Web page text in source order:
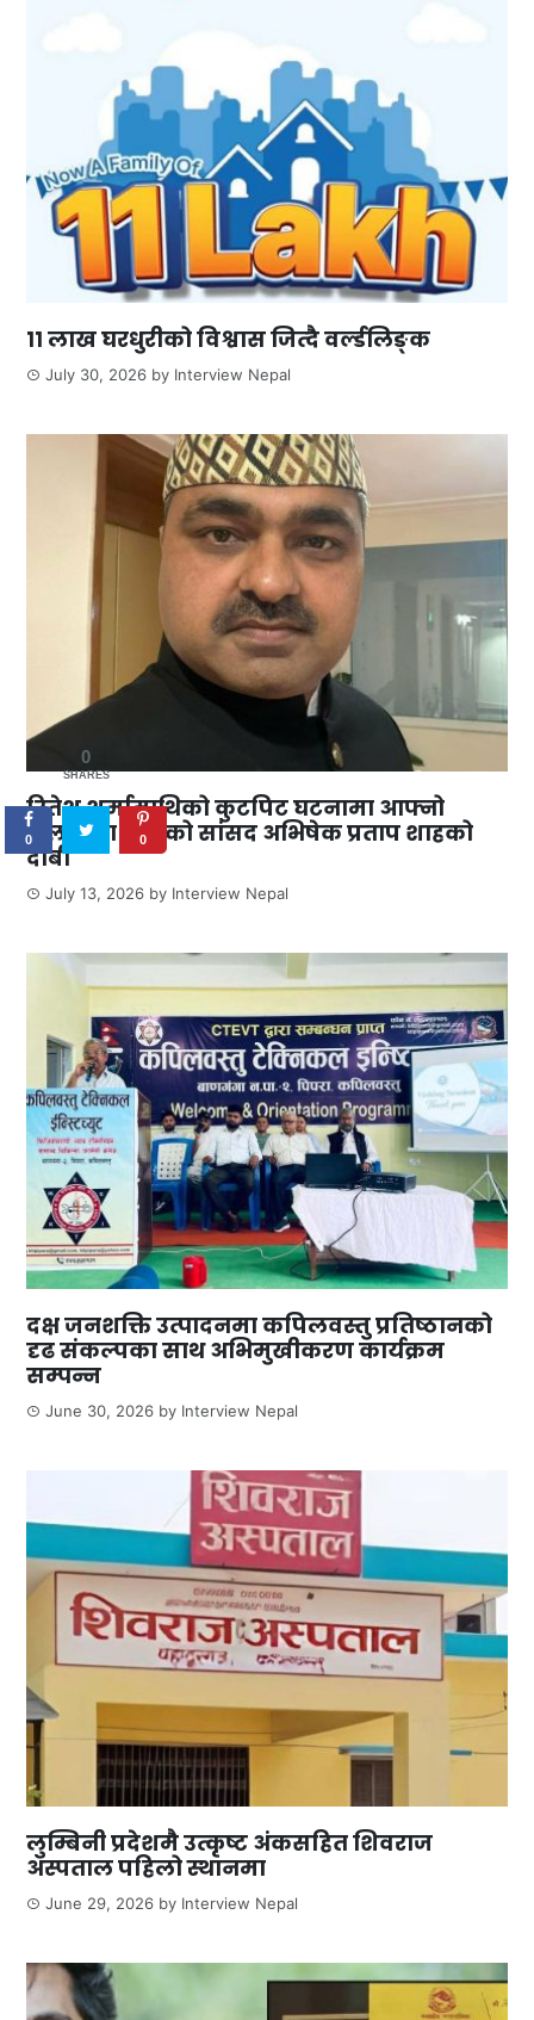
११ लाख घरधुरीको विश्वास जित्दै वर्ल्डलिङ्क
July 30, 2026 by Interview Nepal
रितेश शर्मामाथिको कुटपिट घटनामा आफ्नो
संलग्नता नरहेको सांसद अभिषेक प्रताप शाहको
दाबी
July 13, 2026 by Interview Nepal
दक्ष जनशक्ति उत्पादनमा कपिलवस्तु प्रतिष्ठानको
दृढ संकल्पका साथ अभिमुखीकरण कार्यक्रम
सम्पन्न
June 30, 2026 by Interview Nepal
लुम्बिनी प्रदेशमै उत्कृष्ट अंकसहित शिवराज
अस्पताल पहिलो स्थानमा
June 29, 2026 by Interview Nepal
0
SHARES
0 0